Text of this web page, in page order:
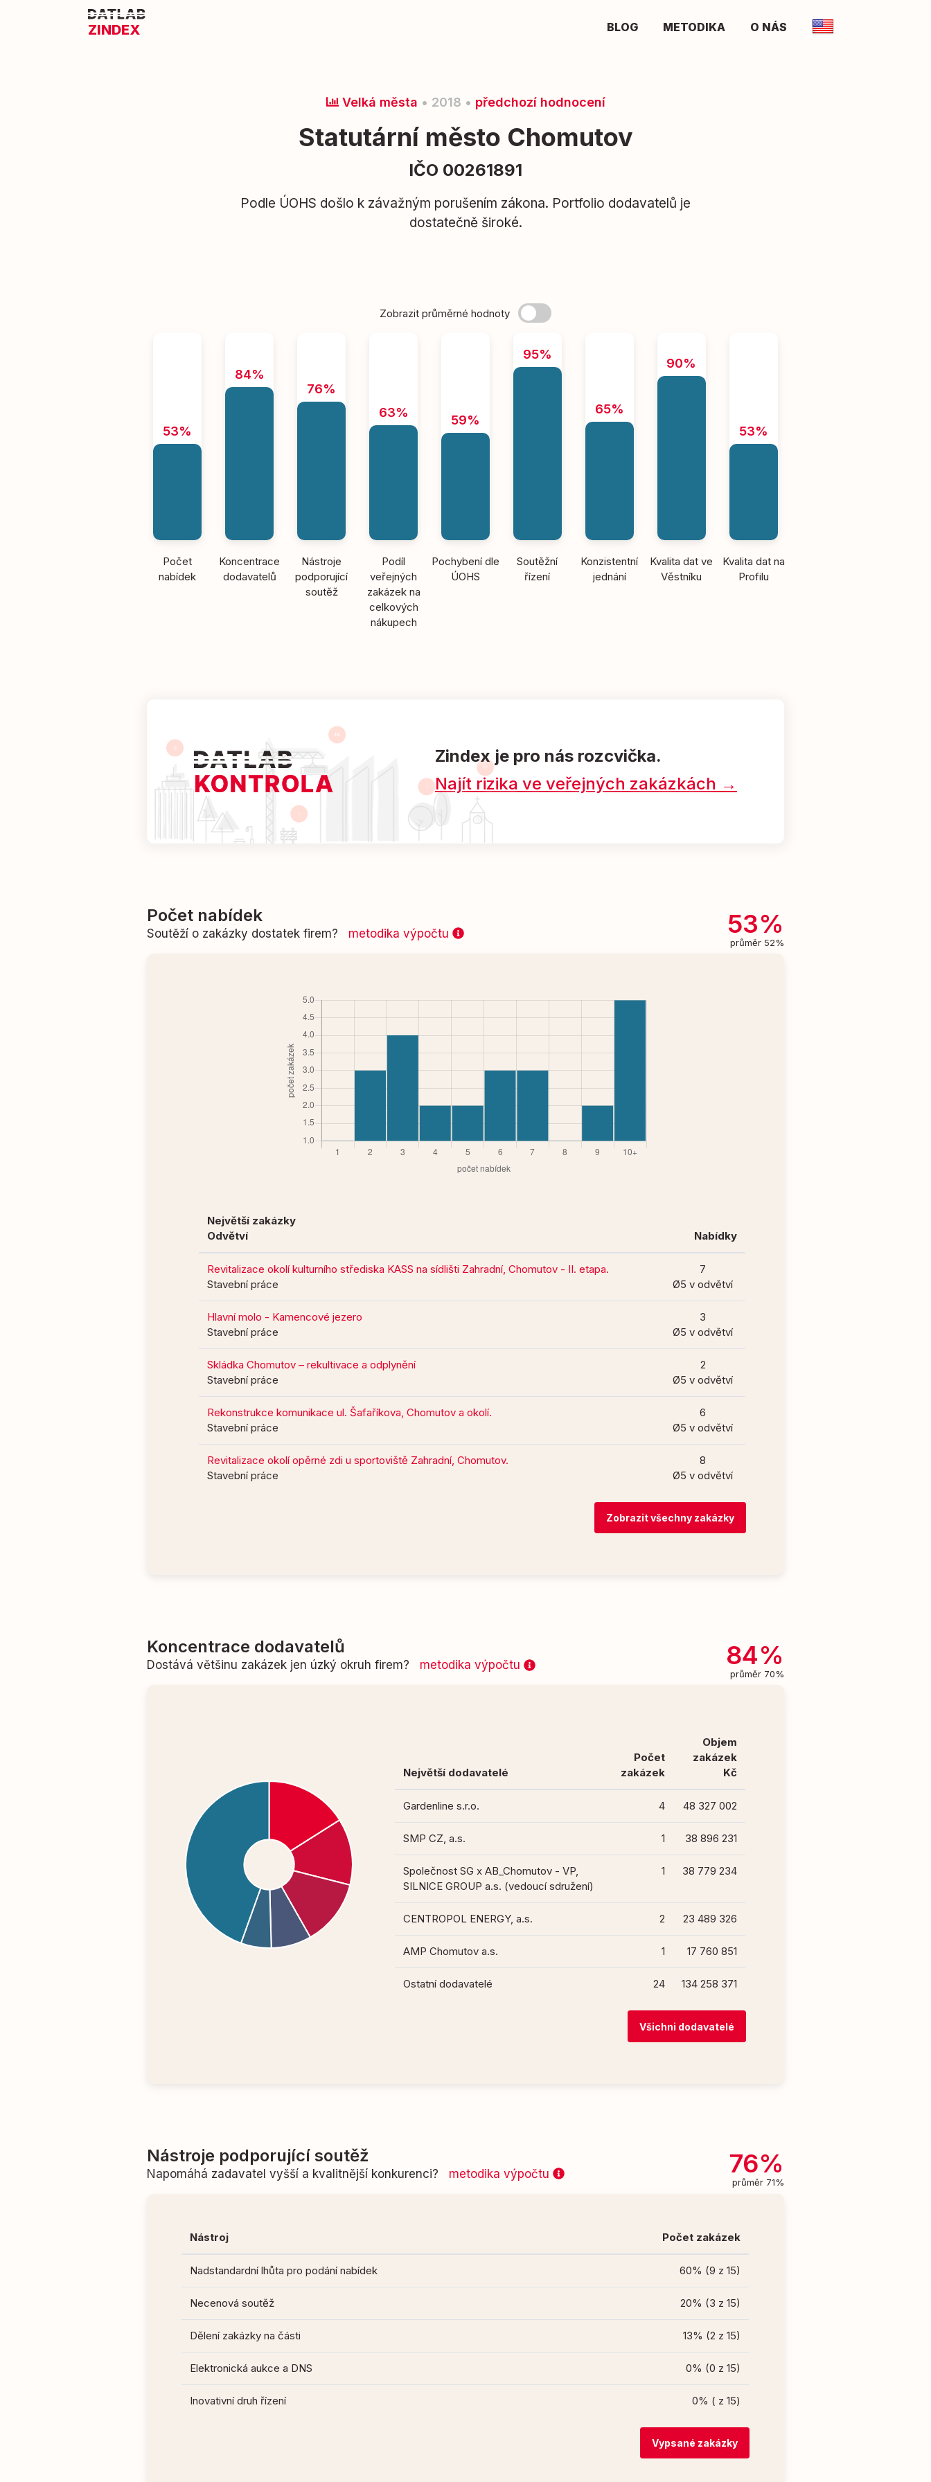
ZINDEX BLOG METODIKA O NÁS
Velká města • 2018 • předchozí hodnocení
Statutární město Chomutov
IČO 00261891
Podle ÚOHS došlo k závažným porušením zákona. Portfolio dodavatelů je
dostatečně široké.
Zobrazit průměrné hodnoty
53%
Počet
nabídek
84%
Koncentrace
dodavatelů
76%
Nástroje
podporující
soutěž
63%
Podíl
veřejných
zakázek na
celkových
nákupech
59%
Pochybení dle
ÚOHS
95%
Soutěžní
řízení
65%
Konzistentní
jednání
90%
Kvalita dat ve
Věstníku
53%
Kvalita dat na
Profilu
Zindex je pro nás rozcvička.
Najít rizika ve veřejných zakázkách →
Počet nabídek
Soutěží o zakázky dostatek firem? metodika výpočtu 53%
průměr 52%
Největší zakázky
Odvětví
Nabídky
Revitalizace okolí kulturního střediska KASS na sídlišti Zahradní, Chomutov - II. etapa.
Stavební práce
7
Ø5 v odvětví
Hlavní molo - Kamencové jezero
Stavební práce
3
Ø5 v odvětví
Skládka Chomutov – rekultivace a odplynění
Stavební práce
2
Ø5 v odvětví
Rekonstrukce komunikace ul. Šafaříkova, Chomutov a okolí.
Stavební práce
6
Ø5 v odvětví
Revitalizace okolí opěrné zdi u sportoviště Zahradní, Chomutov.
Stavební práce
8
Ø5 v odvětví
Zobrazit všechny zakázky
Koncentrace dodavatelů
Dostává většinu zakázek jen úzký okruh firem? metodika výpočtu 84%
průměr 70%
Největší dodavatelé
Počet
zakázek
Objem
zakázek
Kč
Gardenline s.r.o. 4 48 327 002
SMP CZ, a.s. 1 38 896 231
Společnost SG x AB_Chomutov - VP,
SILNICE GROUP a.s. (vedoucí sdružení)
1 38 779 234
CENTROPOL ENERGY, a.s. 2 23 489 326
AMP Chomutov a.s. 1 17 760 851
Ostatní dodavatelé 24 134 258 371
Všichni dodavatelé
Nástroje podporující soutěž
Napomáhá zadavatel vyšší a kvalitnější konkurenci? metodika výpočtu 76%
průměr 71%
Nástroj Počet zakázek
Nadstandardní lhůta pro podání nabídek 60% (9 z 15)
Necenová soutěž 20% (3 z 15)
Dělení zakázky na části 13% (2 z 15)
Elektronická aukce a DNS 0% (0 z 15)
Inovativní druh řízení 0% ( z 15)
Vypsané zakázky